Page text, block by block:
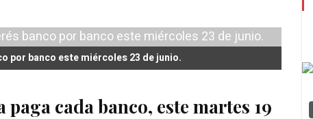
por banco este miércoles 23 de junio.
cada banco, este martes 19